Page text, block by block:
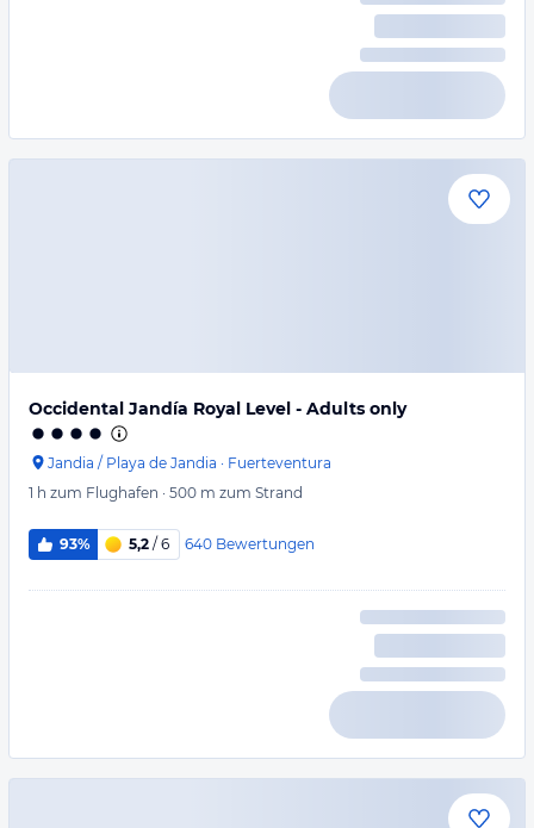
Occidental Jandía Royal Level - Adults only
Jandia / Playa de Jandia · Fuerteventura
1 h zum Flughafen · 500 m zum Strand
93% 5,2 / 6 640 Bewertungen